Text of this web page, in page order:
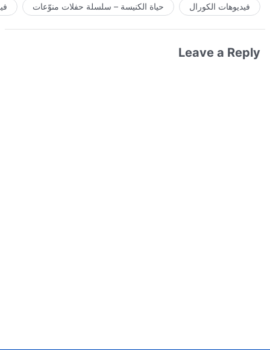
فيديوهات الكورال حياة الكنيسة – سلسلة حفلات منوّعات
Leave a Reply